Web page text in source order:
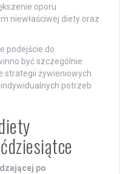
oporu
niewłaściwej diety oraz
podejście do
być szczególnie
strategii żywieniowych
potrzeb
po